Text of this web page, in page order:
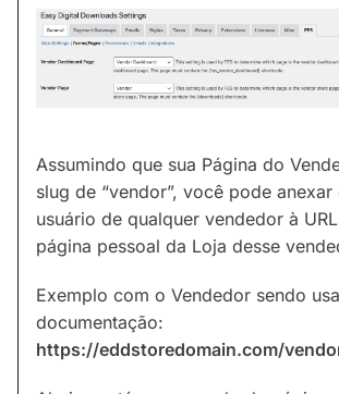
Assumindo que sua Página do
slug de “vendor”, você pode
usuário de qualquer vendedor à
página pessoal da Loja desse
Exemplo com o Vendedor sendo
documentação:
https://eddstoredomain.com/